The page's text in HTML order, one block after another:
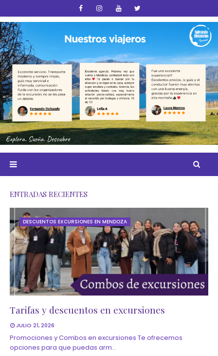
ENTRADAS RECIENTES
DESCUENTOS EXCURSIONES EN MENDOZA
Tarifas y descuentos en excursiones
JULIO 21, 2026
Promociones y Combos en excursiones Te ofrecemos
opciones para que puedas arm…